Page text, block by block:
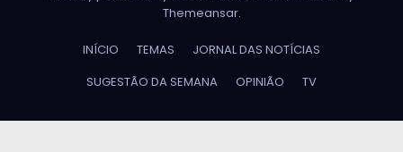
Themeansar.
INÍCIO TEMAS
JORNAL DAS NOTÍCIAS
SUGESTÃO DA SEMANA
OPINIÃO TV